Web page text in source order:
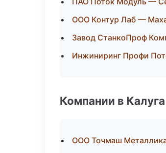
ООО Контур Лаб —
Завод СтанкоПроф
Инжиниринг Профи
Компании в Калуга
ООО Точмаш